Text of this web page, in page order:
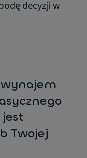
decyzji w
Twojej